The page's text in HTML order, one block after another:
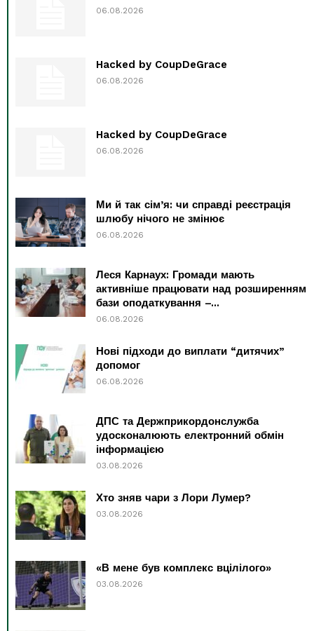
06.08.2026
Hacked by CoupDeGrace
06.08.2026
Hacked by CoupDeGrace
06.08.2026
Ми й так сім’я: чи справді реєстрація
шлюбу нічого не змінює
06.08.2026
Леся Карнаух: Громади мають
активніше працювати над розширенням
бази оподаткування –...
06.08.2026
Нові підходи до виплати “дитячих”
допомог
06.08.2026
ДПС та Держприкордонслужба
удосконалюють електронний обмін
інформацією
03.08.2026
Хто зняв чари з Лори Лумер?
03.08.2026
«В мене був комплекс вцілілого»
03.08.2026